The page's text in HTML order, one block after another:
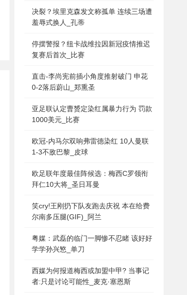
决裂？埃里克森发文称孤单 连续三场遭
羞辱式换人_孔蒂
停摆警报？纽卡战维拉因新冠疫情推迟
复赛后首次_比赛
直击-李尚宪前插小角度推射破门 申花
0-2落后蔚山_郑熏圣
亚足联认定曹赟定染红属暴力行为 罚款
1000美元_比赛
欧冠-内马尔双响弗雷德染红 10人曼联
1-3不敌巴黎_皮球
欧足联年度最佳阵候选：梅西C罗领衔
拜仁10大将_圣日耳曼
笑cry!王刚扔下队友跑去庆祝 本在给费
尔南多压腿(GIF)_阿兰
粤媒：武磊的临门一脚惨不忍睹 该好好
学学孙兴慜_单刀
西媒为何报道梅西或加盟中甲? 当事记
者:只是讨论可能性_麦克·塞恩斯